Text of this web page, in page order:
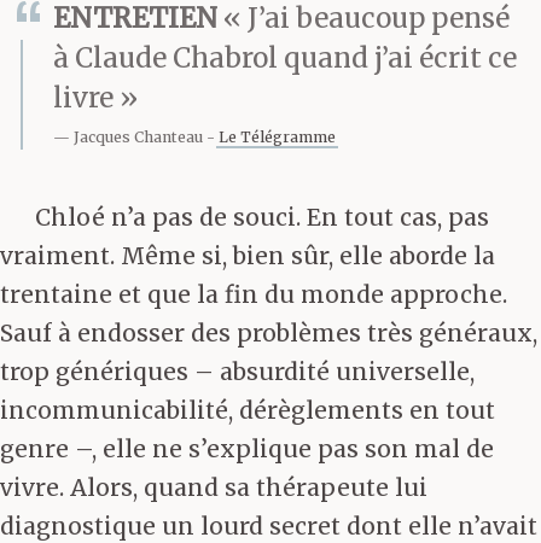
ENTRETIEN « J’ai beaucoup pensé
à Claude Chabrol quand j’ai écrit ce
livre »
Jacques Chanteau Le Télégramme
Chloé n’a pas de souci. En tout cas, pas
vraiment. Même si, bien sûr, elle aborde la
trentaine et que la fin du monde approche.
Sauf à endosser des problèmes très généraux,
trop génériques – absurdité universelle,
incommunicabilité, dérèglements en tout
genre –, elle ne s’explique pas son mal de
vivre. Alors, quand sa thérapeute lui
diagnostique un lourd secret dont elle n’avait